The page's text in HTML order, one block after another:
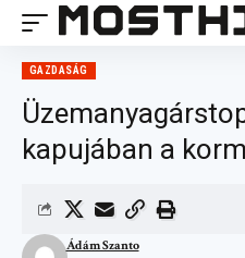
GAZDASÁG
kapujában a
Ádám Szanto